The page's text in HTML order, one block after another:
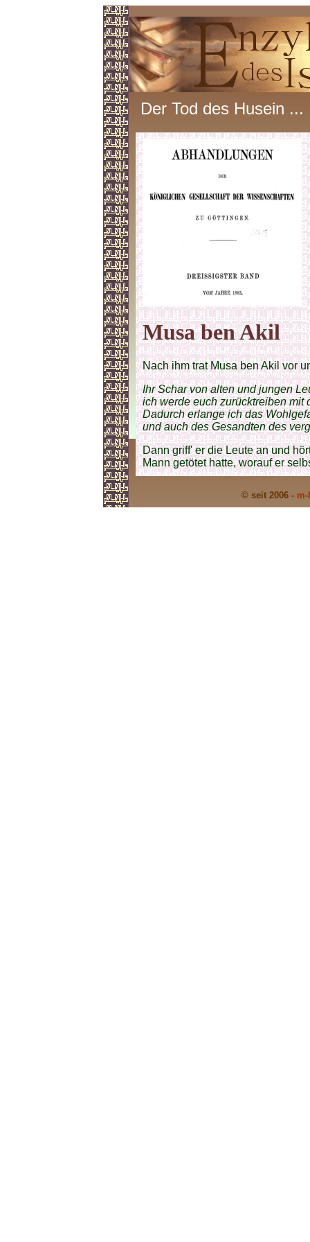
Der Tod des Husein ...
Musa ben Akil
Nach ihm trat Musa ben Akil vor
Ihr Schar von alten und jungen
ich werde euch zurücktreiben mit
Dadurch erlange ich das
und auch des Gesandten des
Dann griff' er die Leute an und
Mann getötet hatte, worauf er
© seit 2006 -